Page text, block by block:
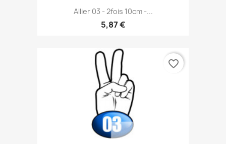
Allier 03 - 2fois 10cm -...
5,87 €
favorite_border